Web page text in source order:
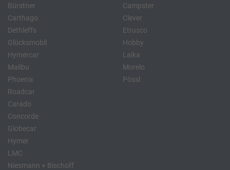
Bürstner
Carthago
Dethleffs
Glücksmobil
Hymercar
Malibu
Phoenix
Roadcar
Campster
Clever
Etrusco
Hobby
Laika
Morelo
Pössl
Carado
Concorde
Globecar
Hymer
LMC
Niesmann + Bischoff